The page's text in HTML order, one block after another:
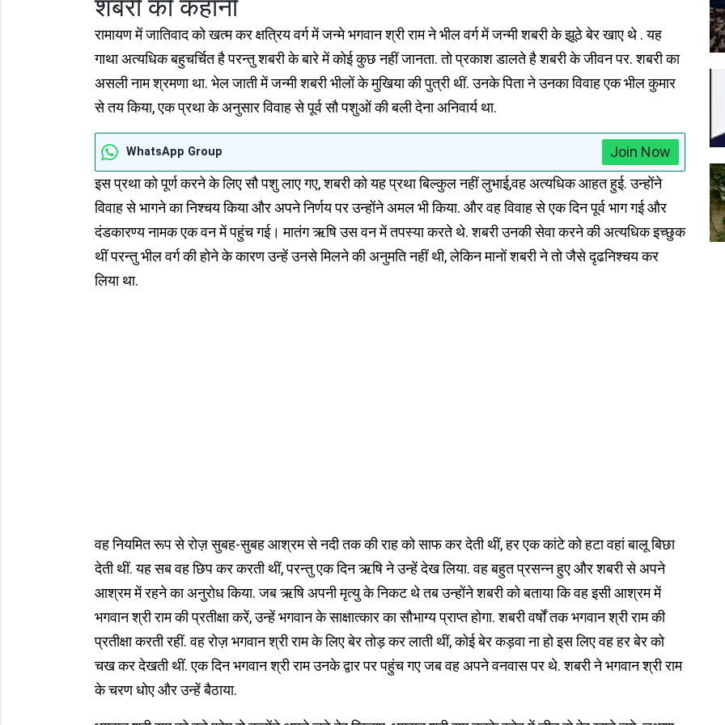
शबरी की कहानी
रामायण में जातिवाद को खत्म कर क्षत्रिय वर्ग में जन्मे भगवान श्री राम ने भील वर्ग में जन्मी शबरी के झूठे बेर खाए थे . यह
गाथा अत्यधिक बहुचर्चित है परन्तु शबरी के बारे में कोई कुछ नहीं जानता. तो प्रकाश डालते है शबरी के जीवन पर. शबरी का
असली नाम श्रमणा था. भेल जाती में जन्मी शबरी भीलों के मुखिया की पुत्री थीं. उनके पिता ने उनका विवाह एक भील कुमार
से तय किया, एक प्रथा के अनुसार विवाह से पूर्व सौ पशुओं की बली देना अनिवार्य था.
WhatsApp Group
Join Now
इस प्रथा को पूर्ण करने के लिए सौ पशु लाए गए, शबरी को यह प्रथा बिल्कुल नहीं लुभाई,वह अत्यधिक आहत हुई. उन्होंने
विवाह से भागने का निश्चय किया और अपने निर्णय पर उन्होंने अमल भी किया. और वह विवाह से एक दिन पूर्व भाग गई और
दंडकारण्य नामक एक वन में पहुंच गई। मातंग ऋषि उस वन में तपस्या करते थे. शबरी उनकी सेवा करने की अत्यधिक इच्छुक
थीं परन्तु भील वर्ग की होने के कारण उन्हें उनसे मिलने की अनुमति नहीं थी, लेकिन मानों शबरी ने तो जैसे दृढनिश्चय कर
लिया था.
वह नियमित रूप से रोज़ सुबह-सुबह आश्रम से नदी तक की राह को साफ कर देती थीं, हर एक कांटे को हटा वहां बालू बिछा
देती थीं. यह सब वह छिप कर करती थीं, परन्तु एक दिन ऋषि ने उन्हें देख लिया. वह बहुत प्रसन्न हुए और शबरी से अपने
आश्रम में रहने का अनुरोध किया. जब ऋषि अपनी मृत्यु के निकट थे तब उन्होंने शबरी को बताया कि वह इसी आश्रम में
भगवान श्री राम की प्रतीक्षा करें, उन्हें भगवान के साक्षात्कार का सौभाग्य प्राप्त होगा. शबरी वर्षों तक भगवान श्री राम की
प्रतीक्षा करती रहीं. वह रोज़ भगवान श्री राम के लिए बेर तोड़ कर लाती थीं, कोई बेर कड़वा ना हो इस लिए वह हर बेर को
चख कर देखती थीं. एक दिन भगवान श्री राम उनके द्वार पर पहुंच गए जब वह अपने वनवास पर थे. शबरी ने भगवान श्री राम
के चरण धोए और उन्हें बैठाया.